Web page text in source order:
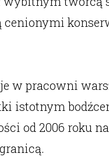
cenionymi
w pracowni
istotnym
od 2006 roku